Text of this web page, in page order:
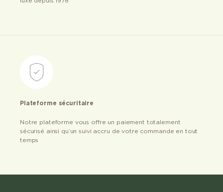
Plateforme sécuritaire
Notre plateforme vous offre un paiement totalement
sécurisé ainsi qu’un suivi accru de votre commande en tout
temps